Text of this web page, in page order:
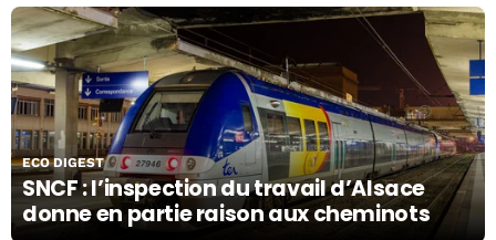
SNCF : l’inspection du travail d’Alsace
donne en partie raison aux cheminots
ECO DIGEST
22/10/19